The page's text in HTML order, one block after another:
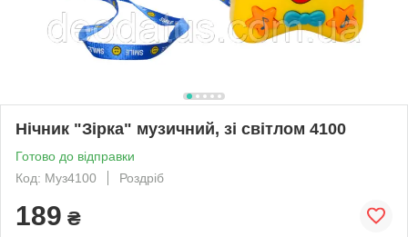
Нічник "Зірка" музичний, зі світлом 4100
Готово до відправки
Код: Муз4100
Роздріб
189 ₴